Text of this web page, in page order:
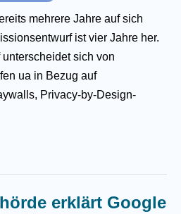
mehrere Jahre auf sich
ist vier Jahre her.
sich von
ua in Bezug auf
Privacy-by-Design-
erklärt Google